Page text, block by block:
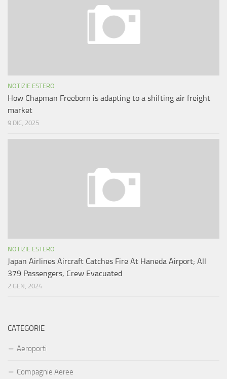
NOTIZIE ESTERO
How Chapman Freeborn is adapting to a shifting air freight
market
9 DIC, 2025
NOTIZIE ESTERO
Japan Airlines Aircraft Catches Fire At Haneda Airport; All
379 Passengers, Crew Evacuated
2 GEN, 2024
CATEGORIE
Aeroporti
Compagnie Aeree